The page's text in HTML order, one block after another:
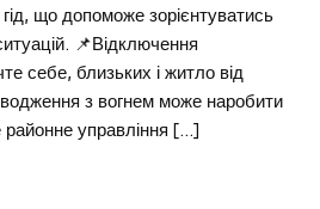
що допоможе зорієнтуватись
📌Відключення
себе, близьких і житло від
з вогнем може наробити
районне управління […]